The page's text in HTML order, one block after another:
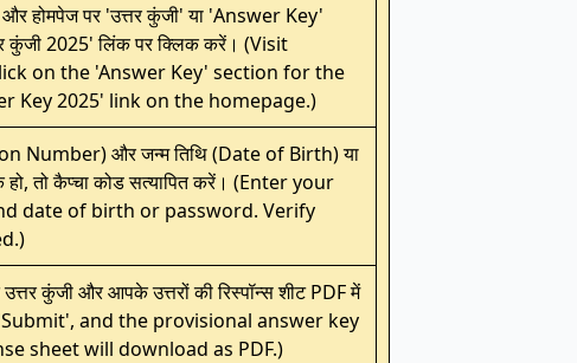
होमपेज पर 'उत्तर कुंजी' या 'Answer Key'
कुंजी 2025' लिंक पर क्लिक करें। (Visit
on the 'Answer Key' section for the
Key 2025' link on the homepage.)
Number) और जन्म तिथि (Date of Birth) या
हो, तो कैप्चा कोड सत्यापित करें। (Enter your
date of birth or password. Verify
उत्तर कुंजी और आपके उत्तरों की रिस्पॉन्स शीट PDF में
'Submit', and the provisional answer key
sheet will download as PDF.)